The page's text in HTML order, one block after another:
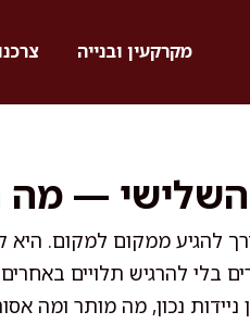
מקרקעין ובנייה
השלישי —
להגיע ממקום למקום.
בלי להרגיש תלויים
נכון, מה מותר ומה